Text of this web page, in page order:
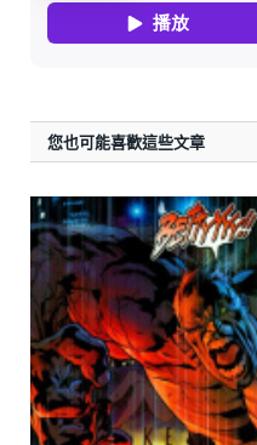
您也可能喜歡這些文章